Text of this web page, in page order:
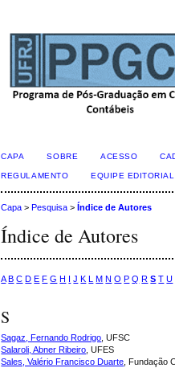
CAPA SOBRE ACESSO
REGULAMENTO EQUIPE EDITORIAL
Capa >Pesquisa >Índice de Autores
Índice de Autores
A B C D E F G H I J K L M N O P Q R S T U
S
Sagaz, Fernando Rodrigo , UFSC
Salaroli, Abner Ribeiro , UFES
Sales, Valério Francisco Duarte , Fundação